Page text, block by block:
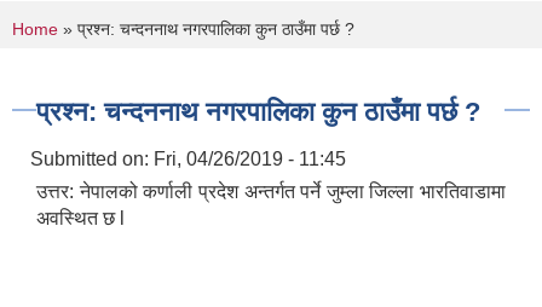
You are here
Home » प्रश्न: चन्दननाथ नगरपालिका कुन ठाउँमा पर्छ ?
प्रश्न: चन्दननाथ नगरपालिका कुन ठाउँमा पर्छ ?
Submitted on: Fri, 04/26/2019 - 11:45
उत्तर: नेपालको कर्णाली प्रदेश अन्तर्गत पर्ने जुम्ला जिल्ला भारतिवाडामा
अवस्थित छ l